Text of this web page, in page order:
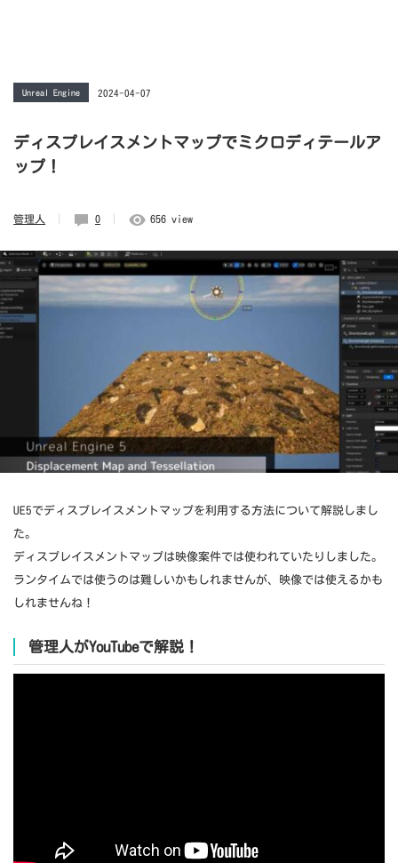
Unreal Engine 2024-04-07
ディスプレイスメントマップでミクロディテールア
ップ！
管理人 0 656 view
UE5でディスプレイスメントマップを利用する方法について解説しまし
た。
ディスプレイスメントマップは映像案件では使われていたりしました。
ランタイムでは使うのは難しいかもしれませんが、映像では使えるかも
しれませんね！
管理人がYouTubeで解説！